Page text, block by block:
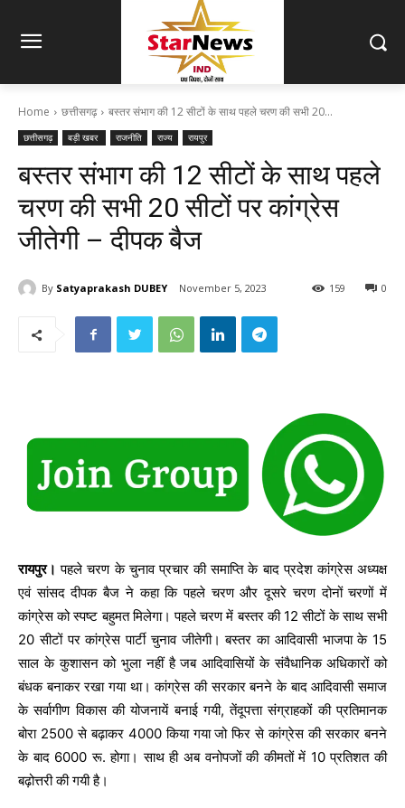
Home छत्तीसगढ़ बस्तर संभाग की 12 सीटों के साथ पहले चरण की सभी 20...
छत्तीसगढ़ बड़ी खबर राजनीति राज्य रायपुर
बस्तर संभाग की 12 सीटों के साथ पहले
चरण की सभी 20 सीटों पर कांग्रेस
जीतेगी – दीपक बैज
By Satyaprakash DUBEY November 5, 2023 0
159
रायपुर। पहले चरण के चुनाव प्रचार की समाप्ति के बाद प्रदेश कांग्रेस अध्यक्ष
एवं सांसद दीपक बैज ने कहा कि पहले चरण और दूसरे चरण दोनों चरणों में
कांग्रेस को स्पष्ट बहुमत मिलेगा। पहले चरण में बस्तर की 12 सीटों के साथ सभी
20 सीटों पर कांग्रेस पार्टी चुनाव जीतेगी। बस्तर का आदिवासी भाजपा के 15
साल के कुशासन को भुला नहीं है जब आदिवासियों के संवैधानिक अधिकारों को
बंधक बनाकर रखा गया था। कांग्रेस की सरकार बनने के बाद आदिवासी समाज
के सर्वागीण विकास की योजनायें बनाई गयी, तेंदूपत्ता संग्राहकों की प्रतिमानक
बोरा 2500 से बढ़ाकर 4000 किया गया जो फिर से कांग्रेस की सरकार बनने
के बाद 6000 रू. होगा। साथ ही अब वनोपजों की कीमतों में 10 प्रतिशत की
बढ़ोत्तरी की गयी है।